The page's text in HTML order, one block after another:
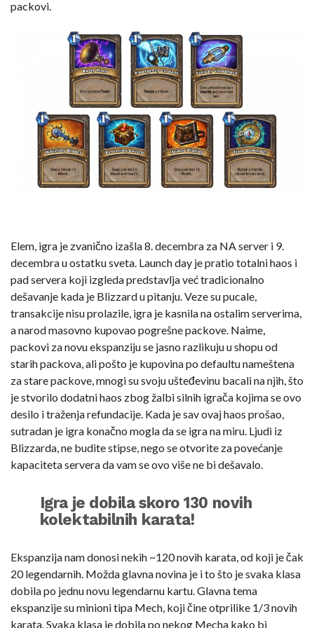
packovi.
Elem, igra je zvanično izašla 8. decembra za NA server i 9.
decembra u ostatku sveta. Launch day je pratio totalni haos i
pad servera koji izgleda predstavlja već tradicionalno
dešavanje kada je Blizzard u pitanju. Veze su pucale,
transakcije nisu prolazile, igra je kasnila na ostalim serverima,
a narod masovno kupovao pogrešne packove. Naime,
packovi za novu ekspanziju se jasno razlikuju u shopu od
starih packova, ali pošto je kupovina po defaultu nameštena
za stare packove, mnogi su svoju ušteđevinu bacali na njih, što
je stvorilo dodatni haos zbog žalbi silnih igrača kojima se ovo
desilo i traženja refundacije. Kada je sav ovaj haos prošao,
sutradan je igra konačno mogla da se igra na miru. Ljudi iz
Blizzarda, ne budite stipse, nego se otvorite za povećanje
kapaciteta servera da vam se ovo više ne bi dešavalo.
Igra je dobila skoro 130 novih
kolektabilnih karata!
Ekspanzija nam donosi nekih ~120 novih karata, od koji je čak
20 legendarnih. Možda glavna novina je i to što je svaka klasa
dobila po jednu novu legendarnu kartu. Glavna tema
ekspanzije su minioni tipa Mech, koji čine otprilike 1/3 novih
karata. Svaka klasa je dobila po nekog Mecha kako bi